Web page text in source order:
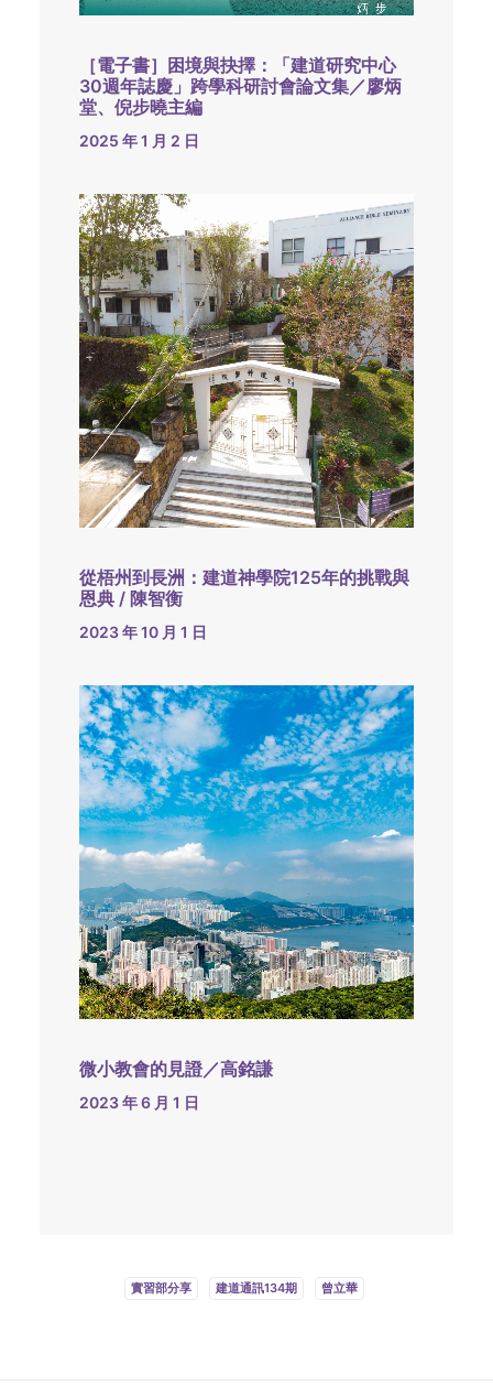
［電子書］困境與抉擇：「建道研究中心
30週年誌慶」跨學科研討會論文集／廖炳
堂、倪步曉主編
2025 年 1 月 2 日
從梧州到長洲：建道神學院125年的挑戰與
恩典 / 陳智衡
2023 年 10 月 1 日
微小教會的見證／高銘謙
2023 年 6 月 1 日
實習部分享 建道通訊134期 曾立華